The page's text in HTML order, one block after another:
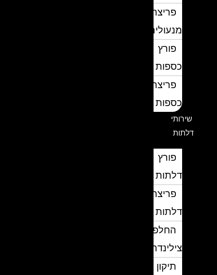
פריצת
מנעולים
פורץ
כספות
פריצת
כספות
שירותי
דלתות
פורץ
דלתות
פריצת
דלתות
החלפת
צילינדרים
תיקון